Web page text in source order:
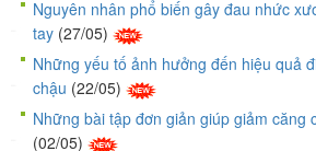
Nguyên nhân phổ biến gây đau nhức
tay (27/05)
Những yếu tố ảnh hưởng đến hiệu quả
chậu (22/05)
Những bài tập đơn giản giúp giảm căng
(02/05)